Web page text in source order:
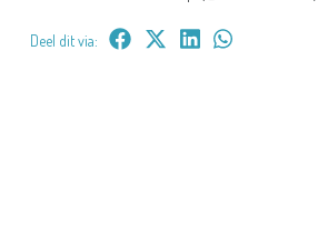
Deel dit via: